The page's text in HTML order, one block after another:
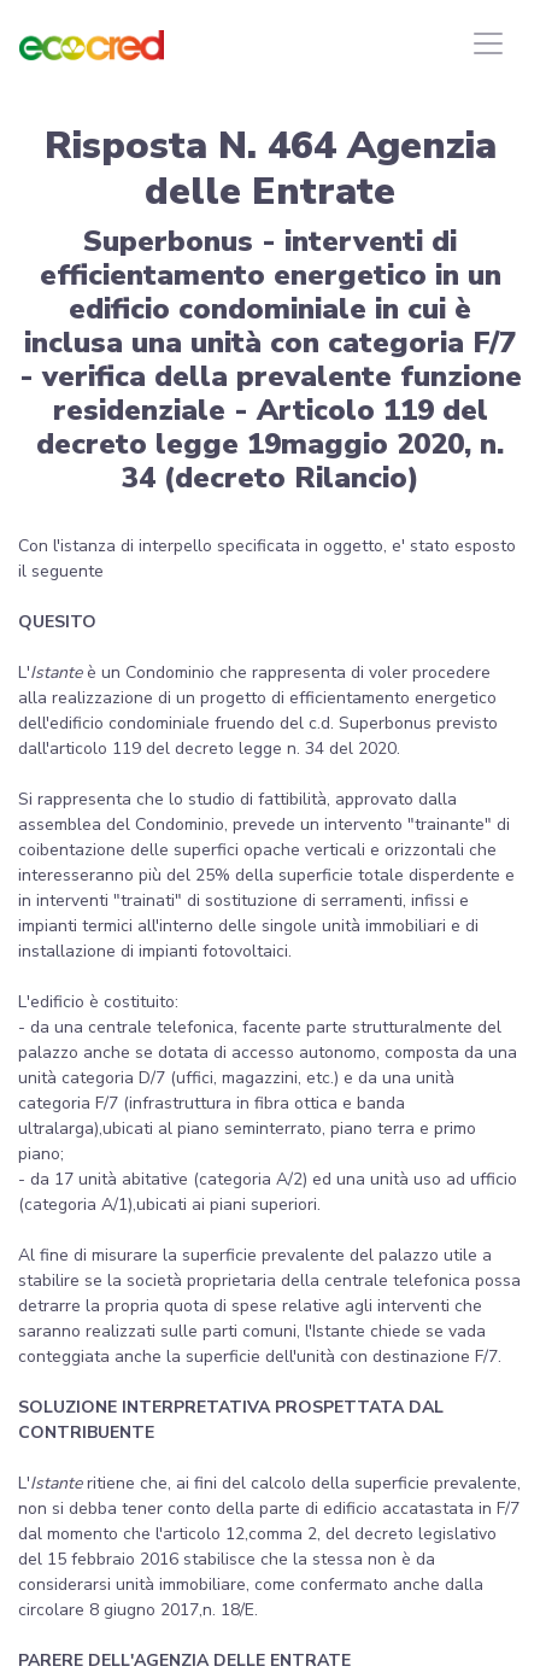
Risposta N. 464 Agenzia
delle Entrate
Superbonus - interventi di
efficientamento energetico in un
edificio condominiale in cui è
inclusa una unità con categoria F/7
- verifica della prevalente funzione
residenziale - Articolo 119 del
decreto legge 19maggio 2020, n.
34 (decreto Rilancio)
Con l'istanza di interpello specificata in oggetto, e' stato esposto
il seguente
QUESITO
L'Istanteè un Condominio che rappresenta di voler procedere
alla realizzazione di un progetto di efficientamento energetico
dell'edificio condominiale fruendo del c.d. Superbonus previsto
dall'articolo 119 del decreto legge n. 34 del 2020.
Si rappresenta che lo studio di fattibilità, approvato dalla
assemblea del Condominio, prevede un intervento "trainante" di
coibentazione delle superfici opache verticali e orizzontali che
interesseranno più del 25% della superficie totale disperdente e
in interventi "trainati" di sostituzione di serramenti, infissi e
impianti termici all'interno delle singole unità immobiliari e di
installazione di impianti fotovoltaici.
L'edificio è costituito:
- da una centrale telefonica, facente parte strutturalmente del
palazzo anche se dotata di accesso autonomo, composta da una
unità categoria D/7 (uffici, magazzini, etc.) e da una unità
categoria F/7 (infrastruttura in fibra ottica e banda
ultralarga),ubicati al piano seminterrato, piano terra e primo
piano;
- da 17 unità abitative (categoria A/2) ed una unità uso ad ufficio
(categoria A/1),ubicati ai piani superiori.
Al fine di misurare la superficie prevalente del palazzo utile a
stabilire se la società proprietaria della centrale telefonica possa
detrarre la propria quota di spese relative agli interventi che
saranno realizzati sulle parti comuni, l'Istante chiede se vada
conteggiata anche la superficie dell'unità con destinazione F/7.
SOLUZIONE INTERPRETATIVA PROSPETTATA DAL
CONTRIBUENTE
L'Istanteritiene che, ai fini del calcolo della superficie prevalente,
non si debba tener conto della parte di edificio accatastata in F/7
dal momento che l'articolo 12,comma 2, del decreto legislativo
del 15 febbraio 2016 stabilisce che la stessa non è da
considerarsi unità immobiliare, come confermato anche dalla
circolare 8 giugno 2017,n. 18/E.
PARERE DELL'AGENZIA DELLE ENTRATE